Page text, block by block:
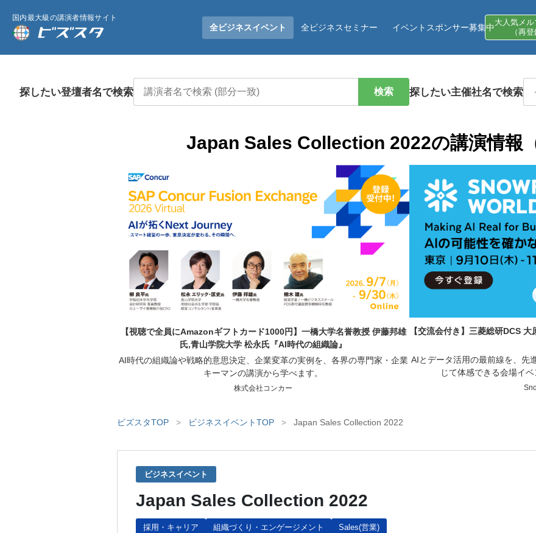
国内最大級の講演者情報サイト
全ビジネスイベント 全ビジネスセミナー イベントスポンサー募集中 大人気メル
（再
探したい登壇者名で検索 検索 探したい主催社名で検索
Japan Sales Collection 2022の講演情報
【視聴で全員にAmazonギフトカード1000円】一橋大学名誉教授 伊藤邦雄
氏,青山学院大学 松永氏『AI時代の組織論』
AI時代の組織論や戦略的意思決定、企業変革の実例を、各界の専門家・企業
キーマンの講演から学べます。
株式会社コンカー
【交流会付き】三菱総研DCS
AIとデータ活用の最前線を、先
じて体感できる会場イ
ビズスタTOP > ビジネスイベントTOP > Japan Sales Collection 2022
ビジネスイベント
Japan Sales Collection 2022
採用・キャリア 組織づくり・エンゲージメント Sales(営業)